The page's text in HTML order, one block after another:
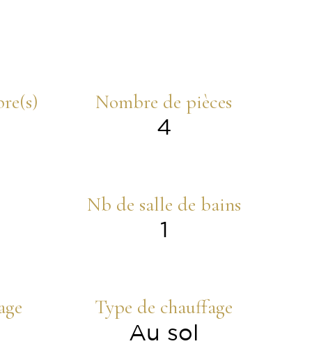
Nombre de pièces
4
Nb de salle de bains
1
Type de chauffage
Au sol